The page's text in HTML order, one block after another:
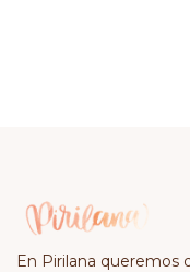
En Pirilana queremos